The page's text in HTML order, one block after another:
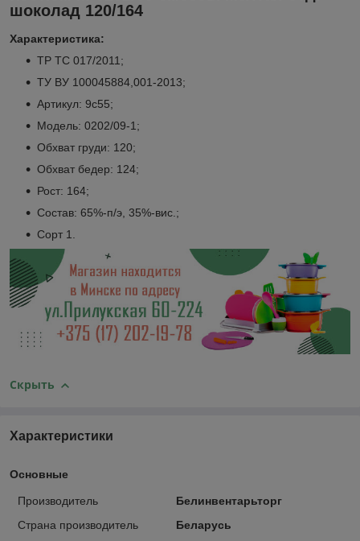
шоколад 120/164
Характеристика:
ТР ТС 017/2011;
ТУ ВУ 100045884,001-2013;
Артикул: 9с55;
Модель: 0202/09-1;
Обхват груди: 120;
Обхват бедер: 124;
Рост: 164;
Состав: 65%-п/э, 35%-вис.;
Сорт 1.
Скрыть
Характеристики
Основные
Производитель
Белинвентарьторг
Страна производитель
Беларусь